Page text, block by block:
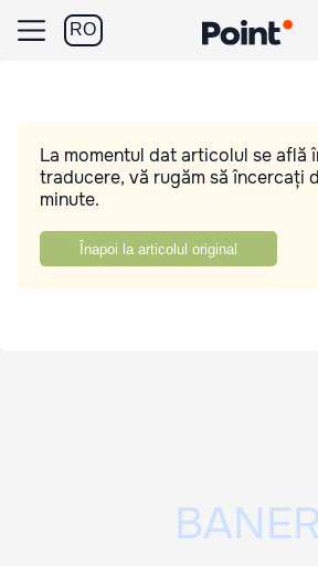
RO
La momentul dat articolul se află
traducere, vă rugăm să încercați
minute.
Înapoi la articolul original